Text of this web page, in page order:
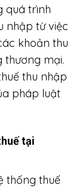
quá trình
nhập từ việc
khoản thu
thương mại.
thu nhập
pháp luật
tại
thống thuế